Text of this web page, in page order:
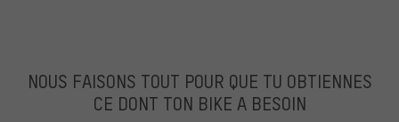
NOUS FAISONS TOUT POUR QUE TU OBTIENNES
CE DONT TON BIKE A BESOIN